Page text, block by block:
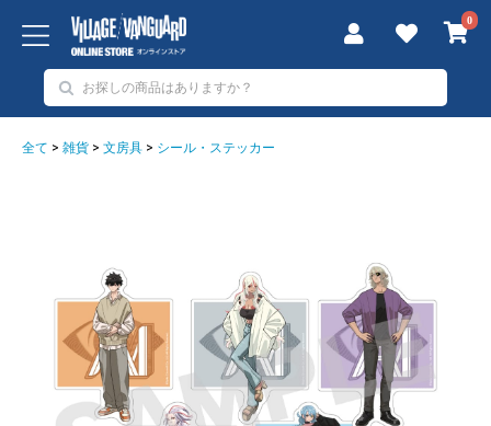
0
全て > 雑貨 > 文房具 > シール・ステッカー